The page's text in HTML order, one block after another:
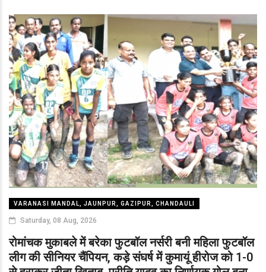
VARANASI MANDAL, JAUNPUR, GAZIPUR, CHANDAULI
Saturday, 08 Aug, 2026
रोमांचक मुकाबले में बरेका फुटबॉल नर्सरी बनी महिला फुटबॉल
लीग की सीनियर चैंपियन, कड़े संघर्ष में कुमायूं हीरोज को 1-0